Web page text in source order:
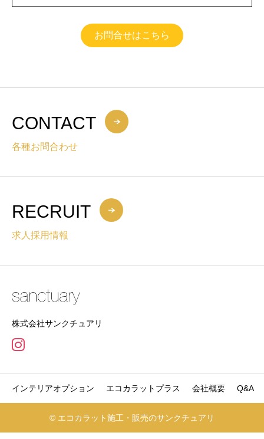
お問合せはこちら
CONTACT
各種お問合わせ
RECRUIT
求人採用情報
株式会社サンクチュアリ
インテリアオプション エコカラットプラス 会社概要 Q&A
© エコカラット施工・販売のサンクチュアリ